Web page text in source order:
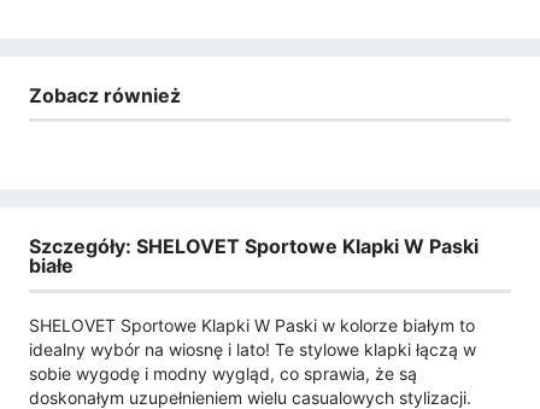
Zobacz również
Szczegóły: SHELOVET Sportowe Klapki W Paski
białe
SHELOVET Sportowe Klapki W Paski w kolorze białym to
idealny wybór na wiosnę i lato! Te stylowe klapki łączą w
sobie wygodę i modny wygląd, co sprawia, że są
doskonałym uzupełnieniem wielu casualowych stylizacji.